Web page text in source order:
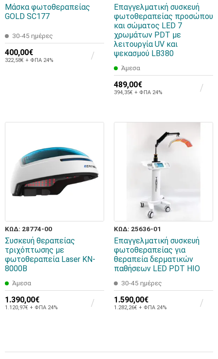
Μάσκα φωτοθεραπείας
GOLD SC177
30-45 ημέρες
400,00€
322,58€ + ΦΠΑ 24%
Επαγγελματική συσκευή
φωτοθεραπείας προσώπου
και σώματος LED 7
χρωμάτων PDT με
λειτουργία UV και
ψεκασμού LB380
Άμεσα
489,00€
394,35€ + ΦΠΑ 24%
ΚΩΔ: 28774-00
Συσκευή θεραπείας
τριχόπτωσης με
φωτοθεραπεία Laser KN-
8000B
Άμεσα
1.390,00€
1.120,97€ + ΦΠΑ 24%
ΚΩΔ: 25636-01
Επαγγελματική συσκευή
φωτοθεραπείας για
θεραπεία δερματικών
παθήσεων LED PDT HIO
30-45 ημέρες
1.590,00€
1.282,26€ + ΦΠΑ 24%